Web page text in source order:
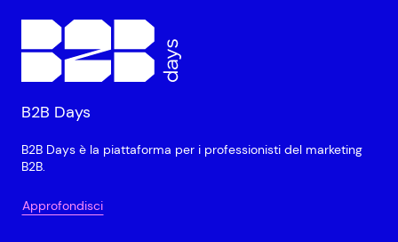
B2B Days
B2B Days è la piattaforma per i professionisti del marketing
B2B.
Approfondisci